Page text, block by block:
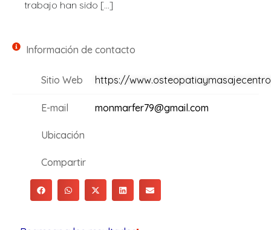
trabajo han sido […]
Información de contacto
Sitio Web https://
E-mail monmarfer79@gmail.com
Ubicación
Compartir